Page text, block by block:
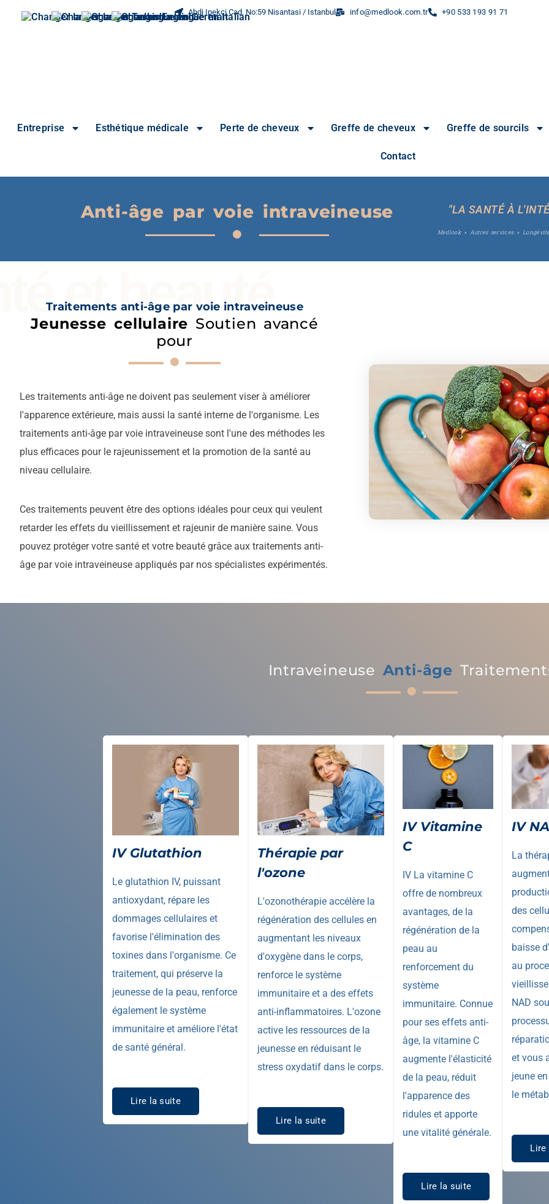
Abdi Ipekci Cad. No:59 Nisantasi / Istanbul info@medlook.com.tr +90 533 193 91 71
Entreprise Esthétique médicale Perte de cheveux Greffe de cheveux Greffe de sourcils
Contact
Anti-âge par voie intraveineuse "LA SANTÉ À
Medlook» Autres services»
et beauté
Traitements anti-âge par voie intraveineuse
Jeunesse cellulaire Soutien avancé
pour
Les traitements anti-âge ne doivent pas seulement viser à améliorer
l'apparence extérieure, mais aussi la santé interne de l'organisme. Les
traitements anti-âge par voie intraveineuse sont l'une des méthodes les
plus efficaces pour le rajeunissement et la promotion de la santé au
niveau cellulaire.
Ces traitements peuvent être des options idéales pour ceux qui veulent
retarder les effets du vieillissement et rajeunir de manière saine. Vous
pouvez protéger votre santé et votre beauté grâce aux traitements anti-
âge par voie intraveineuse appliqués par nos spécialistes expérimentés.
Intraveineuse Anti-âge
IV Glutathion
Le glutathion IV, puissant
antioxydant, répare les
dommages cellulaires et
favorise l'élimination des
toxines dans l'organisme. Ce
traitement, qui préserve la
jeunesse de la peau, renforce
également le système
immunitaire et améliore l'état
de santé général.
Lire la suite
Thérapie par
l'ozone
L'ozonothérapie accélère la
régénération des cellules en
augmentant les niveaux
d'oxygène dans le corps,
renforce le système
immunitaire et a des effets
anti-inflammatoires. L'ozone
active les ressources de la
jeunesse en réduisant le
stress oxydatif dans le corps.
Lire la suite
IV Vitamine
C
IV La vitamine C
offre de nombreux
avantages, de la
régénération de la
peau au
renforcement du
système
immunitaire. Connue
pour ses effets anti-
âge, la vitamine C
augmente l'élasticité
de la peau, réduit
l'apparence des
ridules et apporte
une vitalité générale.
Lire la suite
IV
La
des
baisse
au
NAD
et vous
jeune
le